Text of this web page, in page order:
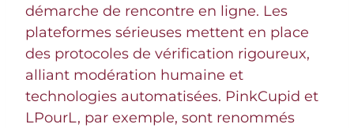
démarche de rencontre en ligne. Les
plateformes sérieuses mettent en place
des protocoles de vérification rigoureux,
alliant modération humaine et
technologies automatisées. PinkCupid et
LPourL, par exemple, sont renommés